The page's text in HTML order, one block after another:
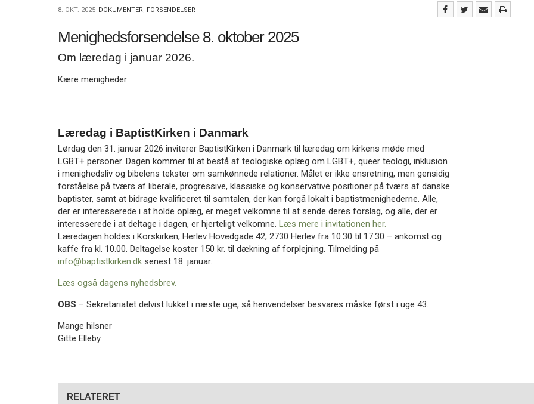
Værktøjskassen
Menighedsforsendelse
8. OKT. 2025 DOKUMENTER, FORSENDELSER
Menighedsforsendelse 8. oktober 2025
Om læredag i januar 2026.
Kære menigheder
Læredag i BaptistKirken i Danmark
Lørdag den 31. januar 2026 inviterer BaptistKirken i Danmark til læredag om kirkens møde med
LGBT+ personer. Dagen kommer til at bestå af teologiske oplæg om LGBT+, queer teologi, inklusion
i menighedsliv og bibelens tekster om samkønnede relationer. Målet er ikke ensretning, men gensidig
forståelse på tværs af liberale, progressive, klassiske og konservative positioner på tværs af danske
baptister, samt at bidrage kvalificeret til samtalen, der kan forgå lokalt i baptistmenighederne. Alle,
der er interesserede i at holde oplæg, er meget velkomne til at sende deres forslag, og alle, der er
interesserede i at deltage i dagen, er hjerteligt velkomne. Læs mere i invitationen her.
Læredagen holdes i Korskirken, Herlev Hovedgade 42, 2730 Herlev fra 10.30 til 17.30 – ankomst og
kaffe fra kl. 10.00. Deltagelse koster 150 kr. til dækning af forplejning. Tilmelding på
info@baptistkirken.dk senest 18. januar.
Læs også dagens nyhedsbrev.
OBS – Sekretariatet delvist lukket i næste uge, så henvendelser besvares måske først i uge 43.
Mange hilsner
Gitte Elleby
RELATERET